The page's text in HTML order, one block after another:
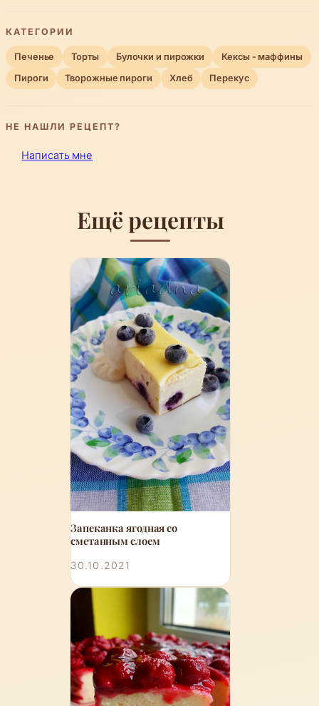
КАТЕГОРИИ
Печенье Торты Булочки и пирожки Кексы - маффины
Пироги Творожные пироги Хлеб Перекус
НЕ НАШЛИ РЕЦЕПТ?
Написать мне
Ещё рецепты
Запеканка ягодная со
сметанным слоем
30.10.2021